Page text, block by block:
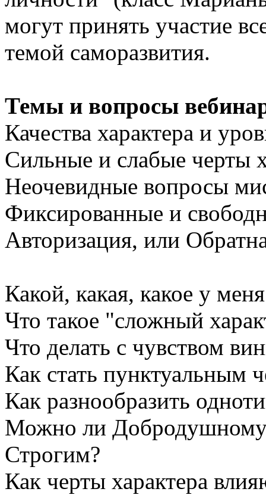
могут принять участие
темой саморазвития.
Темы и вопросы
Качества характера и
Сильные и слабые черты
Неочевидные вопросы
Фиксированные и
Авторизация, или
Какой, какая, какое у
Что такое "сложный
Что делать с чувством
Как стать пунктуальным
Как разнообразить
Можно ли Добродушному
Строгим?
Как черты характера